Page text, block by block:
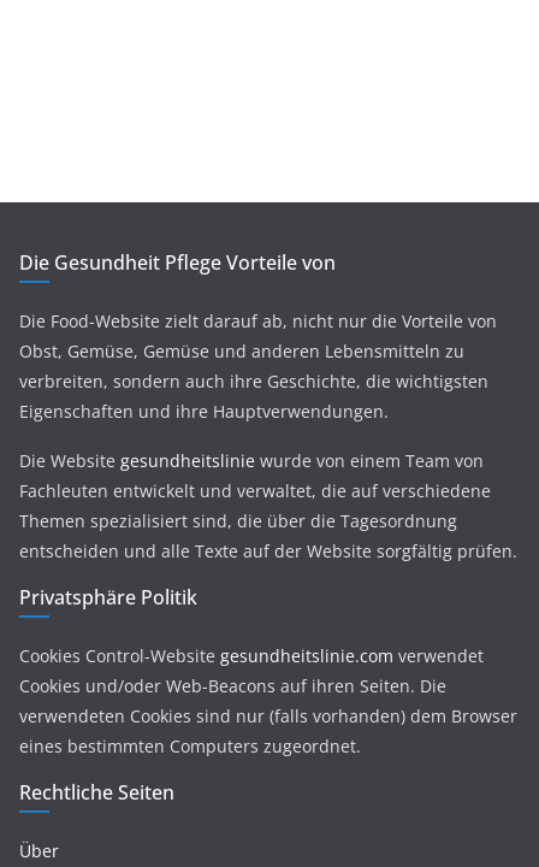
Die Gesundheit Pflege Vorteile von
Die Food-Website zielt darauf ab, nicht nur die Vorteile von
Obst, Gemüse, Gemüse und anderen Lebensmitteln zu
verbreiten, sondern auch ihre Geschichte, die wichtigsten
Eigenschaften und ihre Hauptverwendungen.
Die Website gesundheitslinie wurde von einem Team von
Fachleuten entwickelt und verwaltet, die auf verschiedene
Themen spezialisiert sind, die über die Tagesordnung
entscheiden und alle Texte auf der Website sorgfältig prüfen.
Privatsphäre Politik
Cookies Control-Website gesundheitslinie.com verwendet
Cookies und/oder Web-Beacons auf ihren Seiten. Die
verwendeten Cookies sind nur (falls vorhanden) dem Browser
eines bestimmten Computers zugeordnet.
Rechtliche Seiten
Über